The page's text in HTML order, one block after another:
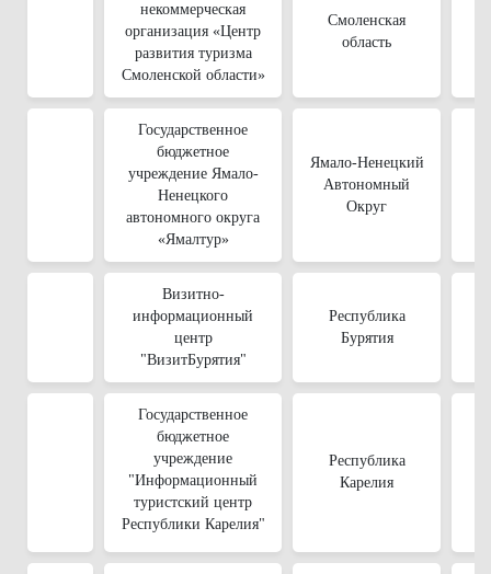
некоммерческая
организация «Центр
развития туризма
Смоленской области»
Смоленская
область
Государственное
бюджетное
учреждение Ямало-
Ненецкого
автономного округа
«Ямалтур»
Ямало-Ненецкий
Автономный
Округ
Визитно-
информационный
центр
"ВизитБурятия"
Республика
Бурятия
Государственное
бюджетное
учреждение
"Информационный
туристский центр
Республики Карелия"
Республика
Карелия